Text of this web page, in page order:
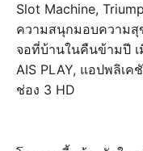
Slot Machine,
ความสนุกมอบความสุ
จอที่บ้านในคืนข้ามปี
AIS PLAY, แอปพลิเค
ช่อง 3 HD